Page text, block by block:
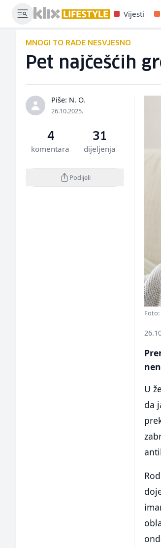
Vijesti
MNOGI TO RADE NESVJESNO
Pet najčešćih
Piše: N. O.
26.10.2025.
4
komentara
31
dijeljenja
Podijeli
U
da